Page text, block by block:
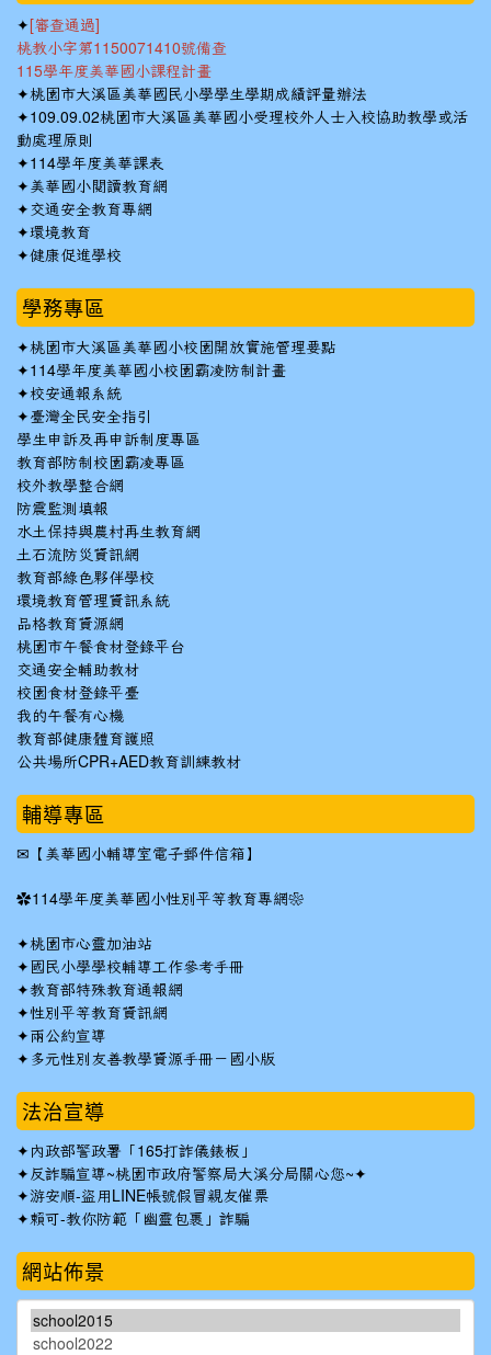
✦ [審查通過]
桃教小字第1150071410號備查
115學年度美華國小課程計畫
✦桃園市大溪區美華國民小學學生學期成績評量辦法
✦109.09.02桃園市大溪區美華國小受理校外人士入校協助教學或活
動處理原則
✦114學年度美華課表
✦美華國小閱讀教育網
✦ 交通安全教育專網
✦環境教育
✦健康促進學校
學務專區
✦桃園市大溪區美華國小校園開放實施管理要點
✦114學年度美華國小校園霸凌防制計畫
✦校安通報系統
✦臺灣全民安全指引
學生申訴及再申訴制度專區
教育部防制校園霸凌專區
校外教學整合網
防震監測填報
水土保持與農村再生教育網
土石流防災資訊網
教育部綠色夥伴學校
環境教育管理資訊系統
品格教育資源網
桃園市午餐食材登錄平台
交通安全輔助教材
校園食材登錄平臺
我的午餐有心機
教育部健康體育護照
公共場所CPR+AED教育訓練教材
輔導專區
✉ 【美華國小輔導室電子郵件信箱】
✿114學年度美華國小性別平等教育專網❀
✦桃園市心靈加油站
✦ 國民小學學校輔導工作參考手冊
✦教育部特殊教育通報網
✦性別平等教育資訊網
✦兩公約宣導
✦ 多元性別友善教學資源手冊－國小版
法治宣導
✦ 內政部警政署「165打詐儀錶板」
✦反詐騙宣導~桃園市政府警察局大溪分局關心您~✦
✦游安順-盜用LINE帳號假冒親友催票
✦賴可-教你防範「幽靈包裹」詐騙
網站佈景